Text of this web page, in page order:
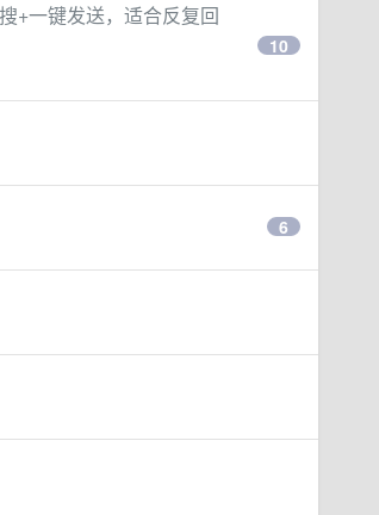
+一键发送，适合反复回
10
6